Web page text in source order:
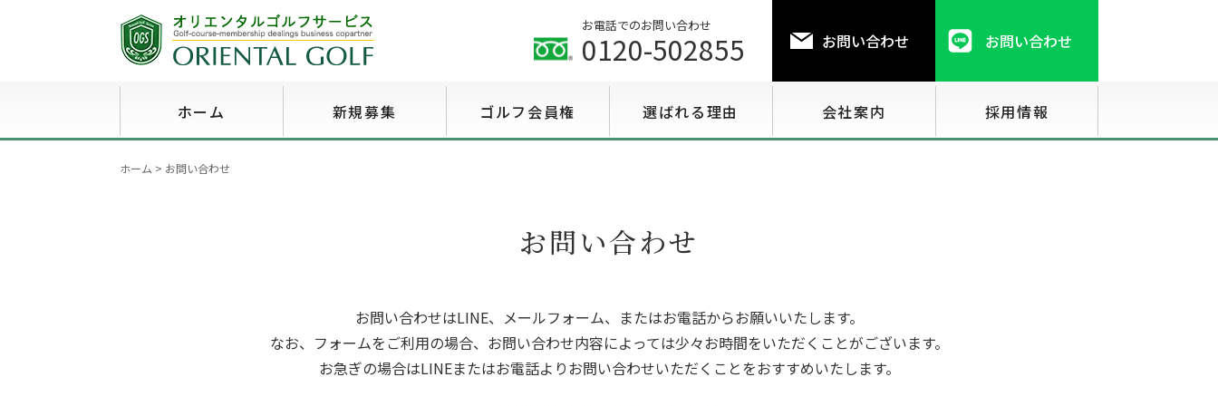
お電話でのお問い合わせ
0120-502855 お問い合わせ お問い合わせ
ホーム 新規募集 ゴルフ会員権
至急買い会員権情報
選ばれる理由 会社案内 採用情報
ホーム > お問い合わせ
お問い合わせ
お問い合わせはLINE、メールフォーム、またはお電話からお願いいたします。
なお、フォームをご利用の場合、お問い合わせ内容によっては少々お時間をいただくことがございます。
お急ぎの場合はLINEまたはお電話よりお問い合わせいただくことをおすすめいたします。